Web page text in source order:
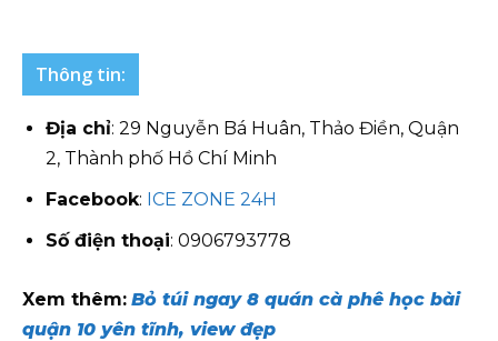
Thông tin:
Địa chỉ: 29 Nguyễn Bá Huân, Thảo Điền, Quận
2, Thành phố Hồ Chí Minh
Facebook: ICE ZONE 24H
Số điện thoại: 0906793778
Xem thêm: Bỏ túi ngay 8 quán cà phê học bài
quận 10 yên tĩnh, view đẹp